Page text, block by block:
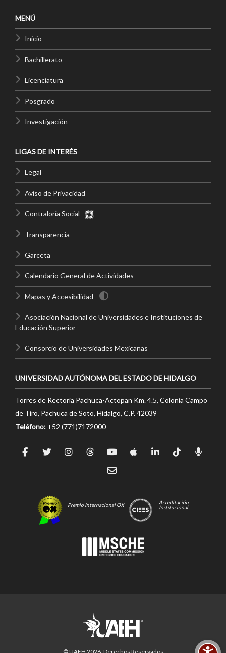
MENÚ
Inicio
Bachillerato
Licenciatura
Posgrado
Investigación
LIGAS DE INTERÉS
Legal
Aviso de Privacidad
Contraloría Social
Transparencia
Garceta
Calendario General de Actividades
Mapas y Accesibilidad
Asociación Nacional de Universidades e Instituciones de
Educación Superior
Consorcio de Universidades Mexicanas
UNIVERSIDAD AUTÓNOMA DEL ESTADO DE HIDALGO
Torres de Rectoría Pachuca-Actopan Km. 4.5, Colonia Campo
de Tiro, Pachuca de Soto, Hidalgo, C.P. 42039
Teléfono: +52 (771)7172000
Premio Internacional OX
Acreditación
Institucional